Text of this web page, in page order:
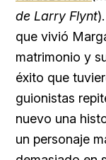
de Larry Flynt
que vivió
matrimonio y
éxito que
guionistas
nuevo una
un personaje